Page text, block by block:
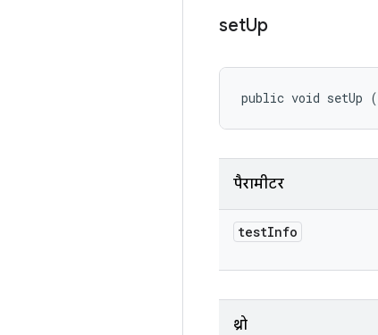
setUp
public void setUp (
पैरामीटर
testInfo
थ्रो